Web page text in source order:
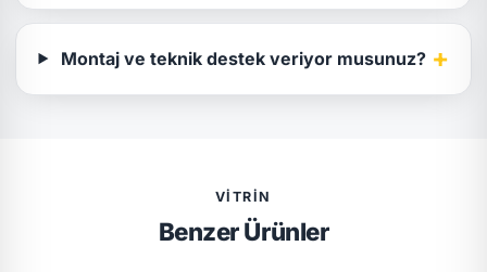
Montaj ve teknik destek veriyor musunuz? +
VITRIN
Benzer Ürünler